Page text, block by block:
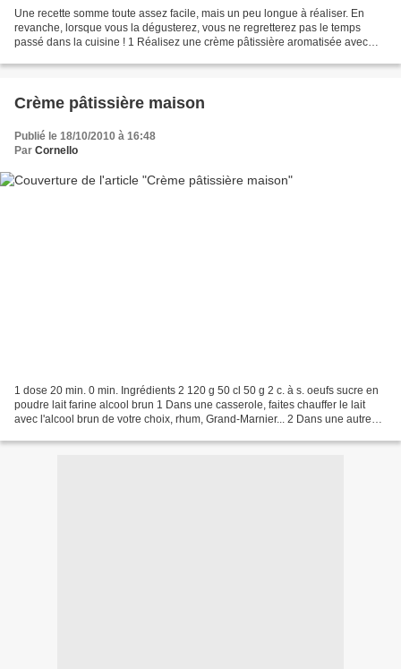
Une recette somme toute assez facile, mais un peu longue à réaliser. En
revanche, lorsque vous la dégusterez, vous ne regretterez pas le temps
passé dans la cuisine ! 1 Réalisez une crème pâtissière aromatisée avec
Crème pâtissière maison
Publié le 18/10/2010 à 16:48
Par Cornello
1 dose 20 min. 0 min. Ingrédients 2 120 g 50 cl 50 g 2 c. à s. oeufs sucre en
poudre lait farine alcool brun 1 Dans une casserole, faites chauffer le lait
avec l'alcool brun de votre choix, rhum, Grand-Marnier... 2 Dans une autre